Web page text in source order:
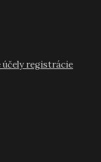
účely registrácie